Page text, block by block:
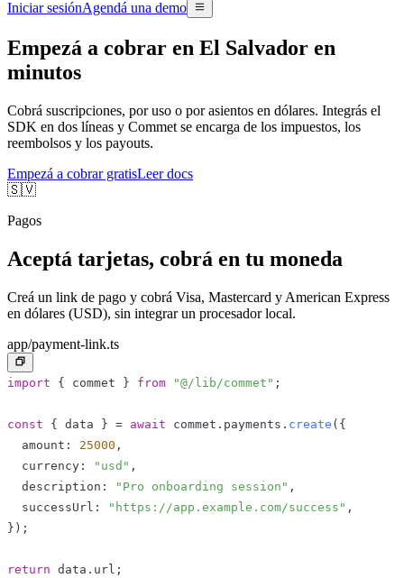
Iniciar sesiónAgendá una demo
Empezá a cobrar en El Salvador en
minutos
Cobrá suscripciones, por uso o por asientos en dólares. Integrás el
SDK en dos líneas y Commet se encarga de los impuestos, los
reembolsos y los payouts.
Empezá a cobrar gratisLeer docs
🇸🇻
Pagos
Aceptá tarjetas, cobrá en tu moneda
Creá un link de pago y cobrá Visa, Mastercard y American Express
en dólares (USD), sin integrar un procesador local.
app/payment-link.ts
import { commet } from "@/lib/commet" ;
const { data } = await commet . payments . create ( {
  amount
: 25000 ,
  currency
: "usd" ,
  description
: "Pro onboarding session" ,
  successUrl
: "https://app.example.com/success" ,
} ) ;
return data . url ;